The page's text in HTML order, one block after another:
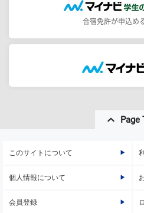
合宿免許が申込め
Page
このサイトについて
個人情報について
会員登録